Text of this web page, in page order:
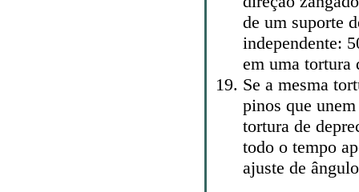
de um suporte
independente:
em uma tortura
Se a mesma
pinos que
tortura de
todo o tempo
ajuste de